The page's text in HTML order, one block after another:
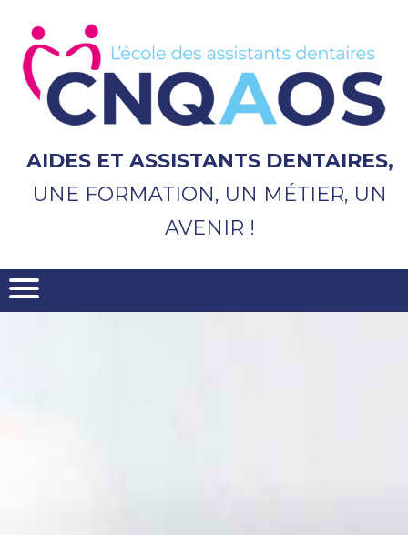
contenu
principal
AIDES ET ASSISTANTS DENTAIRES,
UNE FORMATION, UN MÉTIER, UN
AVENIR !